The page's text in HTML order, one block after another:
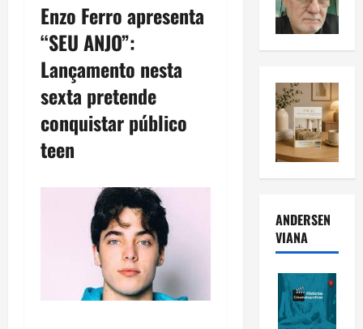
Enzo Ferro apresenta
“SEU ANJO”:
Lançamento nesta
sexta pretende
conquistar público
teen
ANDERSEN
VIANA